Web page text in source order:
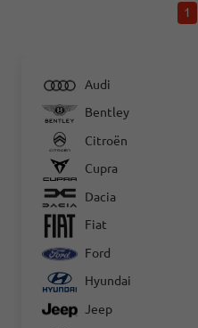
1
Audi
Bentley
Citroën
Cupra
Dacia
Fiat
Ford
Hyundai
Jeep